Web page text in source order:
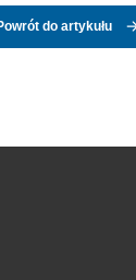
do artykułu